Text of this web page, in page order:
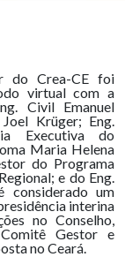
do Crea-CE foi
virtual com a
Civil Emanuel
Krüger; Eng.
Executiva do
Maria Helena
do Programa
e do Eng.
considerado um
interina
no Conselho,
Gestor e
no Ceará.